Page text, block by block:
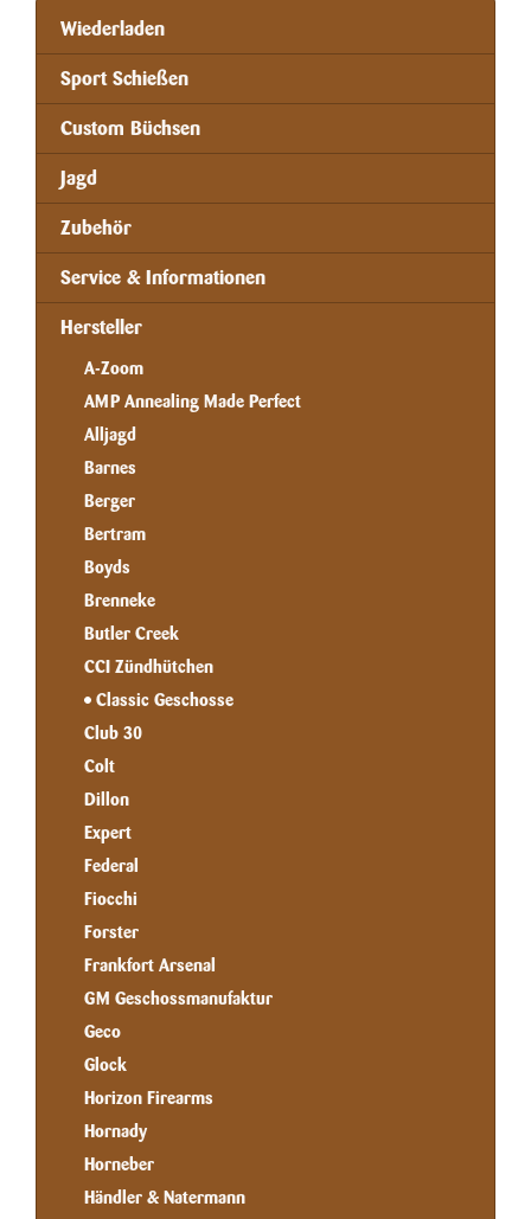
Wiederladen
Sport Schießen
Custom Büchsen
Jagd
Zubehör
Service & Informationen
Hersteller
A-Zoom
AMP Annealing Made Perfect
Alljagd
Barnes
Berger
Bertram
Boyds
Brenneke
Butler Creek
CCI Zündhütchen
Classic Geschosse
Club 30
Colt
Dillon
Expert
Federal
Fiocchi
Forster
Frankfort Arsenal
GM Geschossmanufaktur
Geco
Glock
Horizon Firearms
Hornady
Horneber
Händler & Natermann